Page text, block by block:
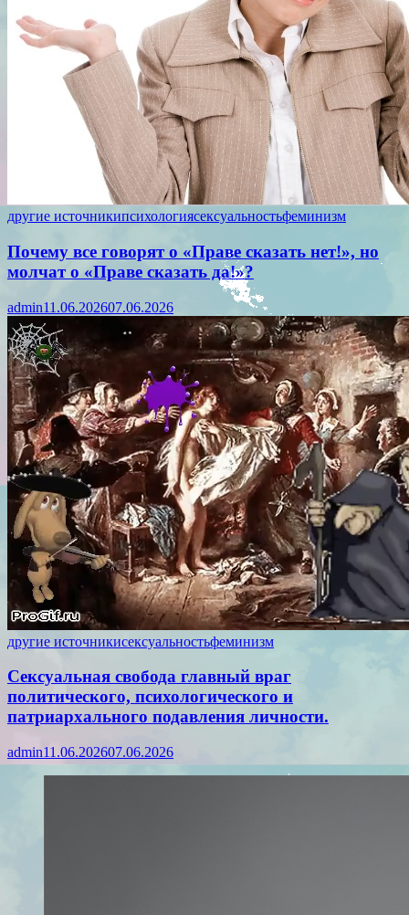
другие источникипсихологиясексуальностьфеминизм
Почему все говорят о «Праве сказать нет!», но
молчат о «Праве сказать да!»?
admin11.06.202607.06.2026
другие источникисексуальностьфеминизм
Сексуальная свобода главный враг
политического, психологического и
патриархального подавления личности.
admin11.06.202607.06.2026